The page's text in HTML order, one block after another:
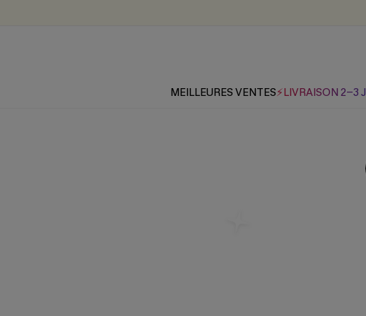
MEILLEURES VENTES⚡LIVRAISON 2-3 J